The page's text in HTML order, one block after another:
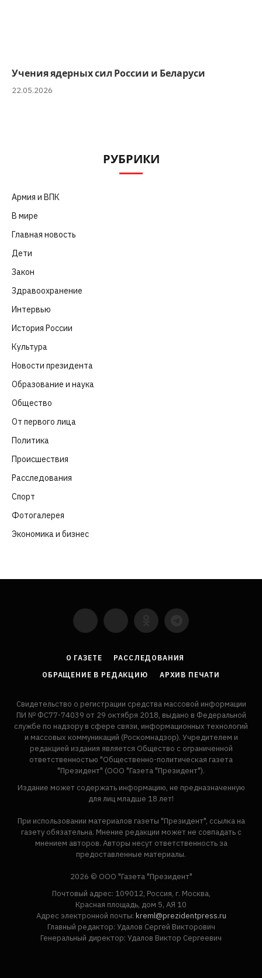
Учения ядерных сил России и Беларуси
22.05.2026
РУБРИКИ
Армия и ВПК
В мире
Главная новость
Дети
Закон
Здравоохранение
Интервью
История России
Культура
Новости президента
Образование и наука
Общество
От первого лица
Политика
Происшествия
Расследования
Спорт
Фотогалерея
Экономика и бизнес
YouTubeVKontakte
LinkedInFlickr
О ГАЗЕТЕ
РАССЛЕДОВАНИЯ
ОБРАЩЕНИЕ В РЕДАКЦИЮ
АРХИВ ПЕЧАТИ
Свидетельство о регистрации средства массовой информации
ПИ № ФС77-74039 от 29 октября 2018, выдано в Федеральной
службе по надзору в сфере связи, информационных технологий
и массовых коммуникаций (Роскомнадзор). Учредителем и
редакцией издания является Общество с ограниченной
ответственностью "Общественно-политическая газета
"Президент" (ООО "Газета "Президент").
Издание может содержать информацию, не предназначенную
для лиц младше 18 лет!
При использовании материалов газеты "Президент", ссылка на
газету обязательна. Мнение редакции может не совпадать с
мнением авторов. Авторы несут ответственность за
предоставленные материалы.
2026 © ООО "Газета "Президент"
Почтовый адрес: 109012, Россия, г. Москва,
Красная площадь, дом 5, АЯ 10
Адрес электронной почты: kreml@prezidentpress.ru
Главный редактор: Удалов Сергей Викторович
Генеральный директор: Удалов Виктор Сергеевич